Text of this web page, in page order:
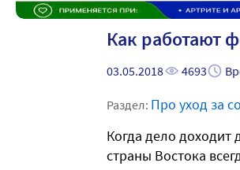
Как работают
03.05.2018 4693
Раздел: Про уход за
Когда дело доходит
страны Востока